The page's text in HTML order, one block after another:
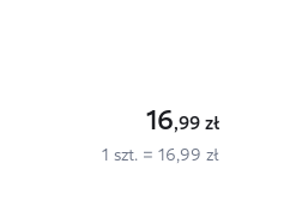
16,99 zł
1 szt. = 16,99 zł